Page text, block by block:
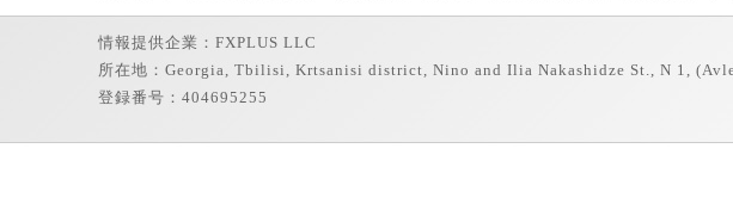
情報提供企業：FXPLUS LLC
所在地：Georgia, Tbilisi, Krtsanisi district, Nino and Ilia Nakashidze St., N 1,
登録番号：404695255